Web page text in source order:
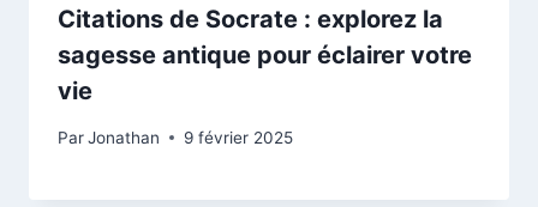
Citations de Socrate : explorez la
sagesse antique pour éclairer votre
vie
ParJonathan 9 février 2025